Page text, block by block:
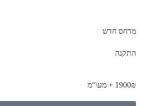
מדחס חדש
התקנה
1900₪ + מע\"מ